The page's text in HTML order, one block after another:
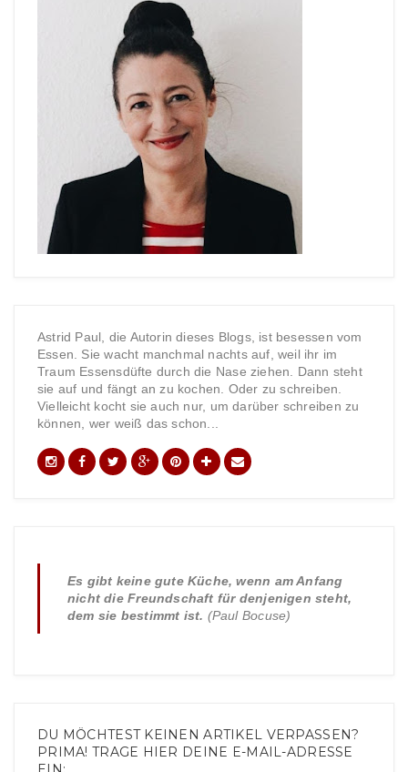
Astrid Paul, die Autorin dieses Blogs, ist besessen vom
Essen. Sie wacht manchmal nachts auf, weil ihr im
Traum Essensdüfte durch die Nase ziehen. Dann steht
sie auf und fängt an zu kochen. Oder zu schreiben.
Vielleicht kocht sie auch nur, um darüber schreiben zu
können, wer weiß das schon...
Es gibt keine gute Küche, wenn am Anfang
nicht die Freundschaft für denjenigen steht,
dem sie bestimmt ist. (Paul Bocuse)
DU MÖCHTEST KEINEN ARTIKEL VERPASSEN?
PRIMA! TRAGE HIER DEINE E-MAIL-ADRESSE